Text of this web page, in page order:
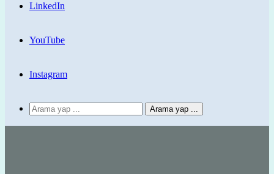
LinkedIn
YouTube
Instagram
Arama yap ...